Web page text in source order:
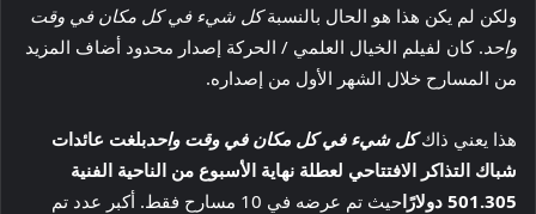
ولكن لم يكن هذا هو الحال بالنسبةكل شيء في كل مكان في وقت
واحد. كان لفيلم الخيال العلمي / الحركة إصدار محدود أضاف المزيد
من المسارح خلال الشهر الأول من إصداره.
هذا يعني ذاككل شيء في كل مكان في وقت واحدبلغت عائدات
شباك التذاكر الافتتاحي لعطلة نهاية الأسبوع من الناحية الفنية
501.305 دولارًا
حيث تم عرضه في 10 مسارح فقط. أكبر عدد تم